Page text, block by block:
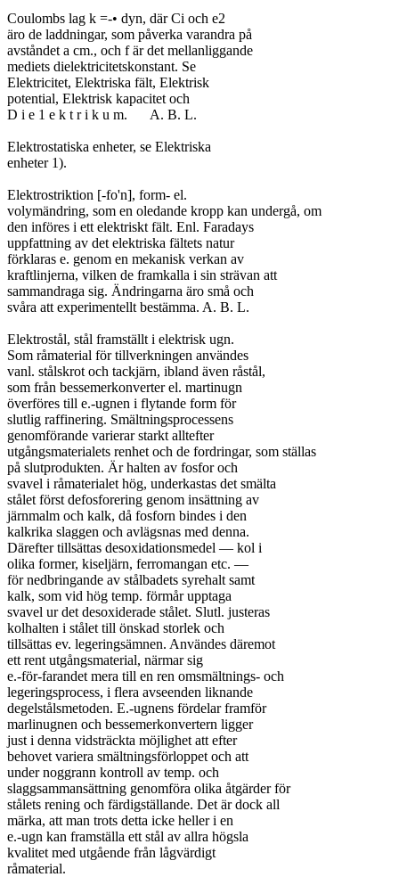
Coulombs lag k =-• dyn, där Ci och e2
äro de laddningar, som påverka varandra på
avståndet a cm., och f är det mellanliggande
mediets dielektricitetskonstant. Se
Elektricitet, Elektriska fält, Elektrisk
potential, Elektrisk kapacitet och
D i e 1 e k t r i k u m.	A. B. L.
Elektrostatiska enheter, se Elektriska
enheter 1).
Elektrostriktion [-fo'n], form- el.
volymändring, som en oledande kropp kan undergå, om
den införes i ett elektriskt fält. Enl. Faradays
uppfattning av det elektriska fältets natur
förklaras e. genom en mekanisk verkan av
kraftlinjerna, vilken de framkalla i sin strävan att
sammandraga sig. Ändringarna äro små och
svåra att experimentellt bestämma. A. B. L.
Elektrostål, stål framställt i elektrisk ugn.
Som råmaterial för tillverkningen användes
vanl. stålskrot och tackjärn, ibland även råstål,
som från bessemerkonverter el. martinugn
överföres till e.-ugnen i flytande form för
slutlig raffinering. Smältningsprocessens
genomförande varierar starkt alltefter
utgångsmaterialets renhet och de fordringar, som ställas
på slutprodukten. Är halten av fosfor och
svavel i råmaterialet hög, underkastas det smälta
stålet först defosforering genom insättning av
järnmalm och kalk, då fosforn bindes i den
kalkrika slaggen och avlägsnas med denna.
Därefter tillsättas desoxidationsmedel — kol i
olika former, kiseljärn, ferromangan etc. —
för nedbringande av stålbadets syrehalt samt
kalk, som vid hög temp. förmår upptaga
svavel ur det desoxiderade stålet. Slutl. justeras
kolhalten i stålet till önskad storlek och
tillsättas ev. legeringsämnen. Användes däremot
ett rent utgångsmaterial, närmar sig
e.-för-farandet mera till en ren omsmältnings- och
legeringsprocess, i flera avseenden liknande
degelstålsmetoden. E.-ugnens fördelar framför
marlinugnen och bessemerkonvertern ligger
just i denna vidsträckta möjlighet att efter
behovet variera smältningsförloppet och att
under noggrann kontroll av temp. och
slaggsammansättning genomföra olika åtgärder för
stålets rening och färdigställande. Det är dock all
märka, att man trots detta icke heller i en
e.-ugn kan framställa ett stål av allra högsla
kvalitet med utgående från lågvärdigt
råmaterial.